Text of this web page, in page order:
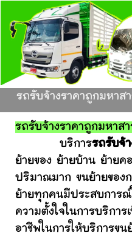
รถรับจ้างราคาถูกมหาส
รถรับจ้างราคาถูกมหาส
บริการรถรับจ้
ย้ายของ ย้ายบ้าน ย้าย
ปริมาณมาก ขนย้ายของ
ย้ายทุกคนมีประสบการณ์
ความตั้งใจในการบริกา
อาชีพในการให้บริการข